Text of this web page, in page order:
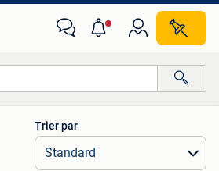
Toutes les distances…
Trier par